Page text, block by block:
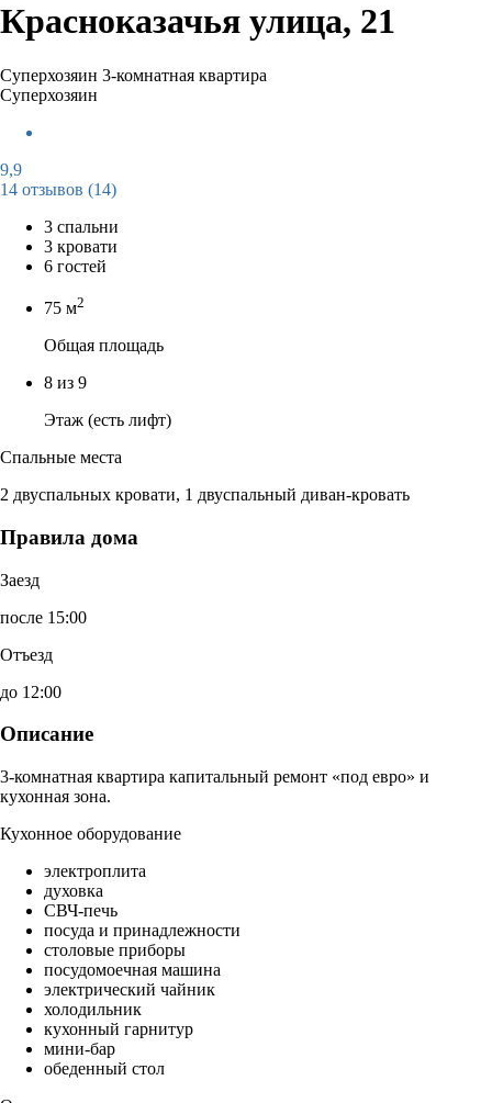
Красноказачья улица, 21
Суперхозяин 3-комнатная квартира
Суперхозяин
9,9
14 отзывов (14)
3 спальни
3 кровати
6 гостей
75 м2
Общая площадь
8 из 9
Этаж (есть лифт)
Спальные места
2 двуспальных кровати, 1 двуспальный диван-кровать
Правила дома
Заезд
после 15:00
Отъезд
до 12:00
Описание
3-комнатная квартира капитальный ремонт «под евро» и
кухонная зона.
Кухонное оборудование
электроплита
духовка
СВЧ-печь
посуда и принадлежности
столовые приборы
посудомоечная машина
электрический чайник
холодильник
кухонный гарнитур
мини-бар
обеденный стол